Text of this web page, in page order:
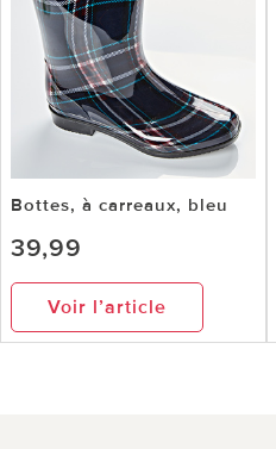
Bottes, à carreaux, bleu
39,99
Voir l’article